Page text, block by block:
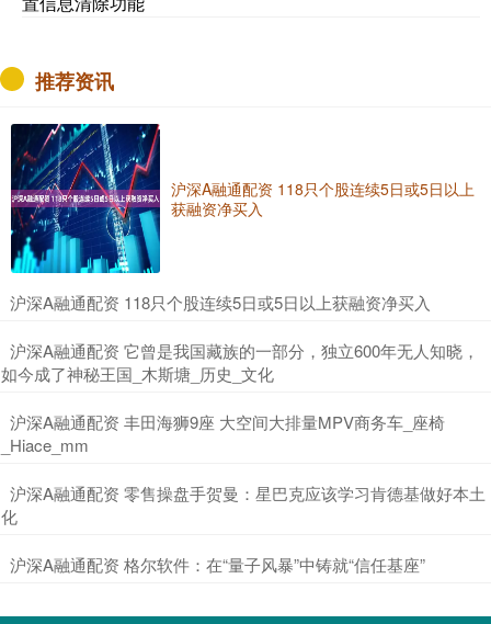
推荐资讯
沪深A融通配资 118只个股连续5日或5日以上
获融资净买入
​沪深A融通配资 118只个股连续5日或5日以上获融资净买入
​沪深A融通配资 它曾是我国藏族的一部分，独立600年无人知晓，
如今成了神秘王国_木斯塘_历史_文化
​沪深A融通配资 丰田海狮9座 大空间大排量MPV商务车_座椅
_Hiace_mm
​沪深A融通配资 零售操盘手贺曼：星巴克应该学习肯德基做好本土
化
​沪深A融通配资 格尔软件：在“量子风暴”中铸就“信任基座”